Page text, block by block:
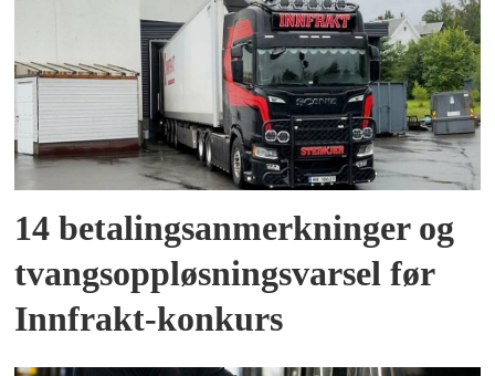
14 betalingsanmerkninger og
tvangsoppløsningsvarsel før
Innfrakt-konkurs